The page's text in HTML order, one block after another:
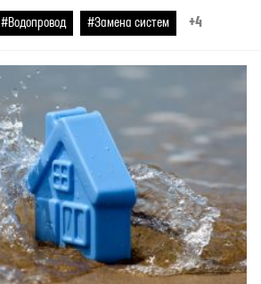
#Водопровод #Замена систем +4